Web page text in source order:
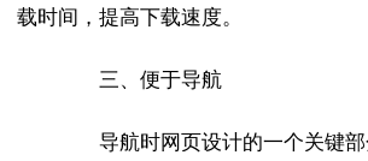
载时间，提高下载速度。
三、便于导航
导航时网页设计的一个关键部